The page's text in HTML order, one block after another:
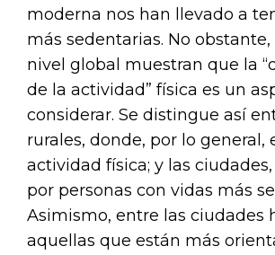
moderna nos han llevado a
más sedentarias. No obstante,
nivel global muestran que la
de la actividad” física es un
considerar. Se distingue así
rurales, donde, por lo general,
actividad física; y las
por personas con vidas más
Asimismo, entre las ciudades
aquellas que están más